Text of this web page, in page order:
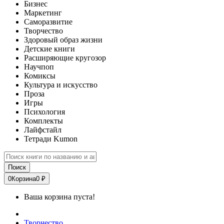
Бизнес
Маркетинг
Саморазвитие
Творчество
Здоровый образ жизни
Детские книги
Расширяющие кругозор
Научпоп
Комиксы
Культура и искусство
Проза
Игры
Психология
Комплекты
Лайфстайл
Тетради Kumon
Поиск
0Корзина0 ₽
Ваша корзина пуста!